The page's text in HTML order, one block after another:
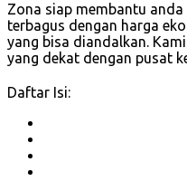
Zona siap membantu
terbagus dengan harga
yang bisa diandalkan.
yang dekat dengan pusat
Daftar Isi: